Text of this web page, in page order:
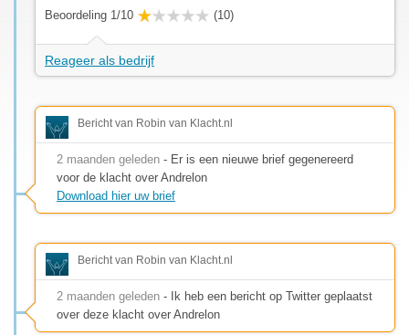
Beoordeling 1/10 (10)
Reageer als bedrijf
Bericht van Robin van Klacht.nl
2 maanden geleden - Er is een nieuwe brief gegenereerd
voor de klacht over Andrelon
Download hier uw brief
Bericht van Robin van Klacht.nl
2 maanden geleden - Ik heb een bericht op Twitter geplaatst
over deze klacht over Andrelon